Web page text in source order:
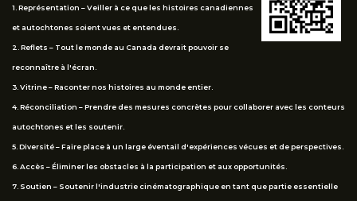
1. Représentation – Veiller à ce que les histoires canadiennes
et autochtones soient vues et entendues.
2. Reflets – Tout le monde au Canada devrait pouvoir se
reconnaître à l'écran.
3. Vitrine – Raconter nos histoires au monde entier.
4. Réconciliation – Prendre des mesures concrètes pour collaborer avec les conteurs
autochtones et les soutenir.
5. Diversité – Faire place à un large éventail d'expériences vécues et de perspectives.
6. Accès – Éliminer les obstacles à la participation et aux opportunités.
7. Soutien – Soutenir l'industrie cinématographique en tant que partie essentielle